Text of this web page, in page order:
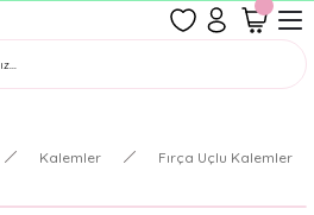
Aynı Gün Kargoda!
Kalemler Fırça Uçlu Kalemler